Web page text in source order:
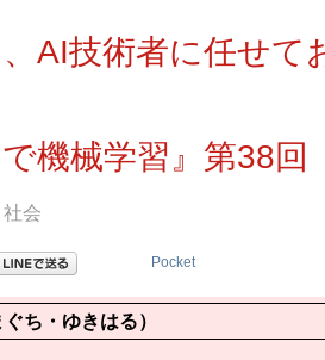
AI技術者に任せて
で機械学習』第38回
社会
Pocket
ち・ゆきはる）